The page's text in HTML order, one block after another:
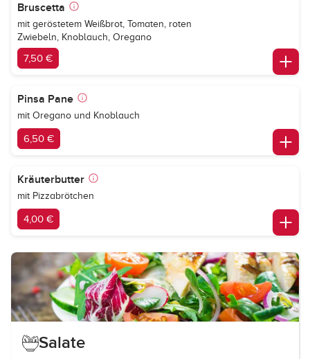
Bruscetta
mit geröstetem Weißbrot, Tomaten, roten
Zwiebeln, Knoblauch, Oregano
7,50 €
Pinsa Pane
mit Oregano und Knoblauch
6,50 €
Kräuterbutter
mit Pizzabrötchen
4,00 €
Salate